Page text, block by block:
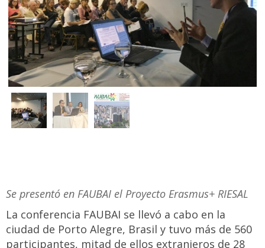
Se presentó en FAUBAI el Proyecto Erasmus+ RIESAL
La conferencia FAUBAI se llevó a cabo en la
ciudad de Porto Alegre, Brasil y tuvo más de 560
participantes, mitad de ellos extranjeros de 28